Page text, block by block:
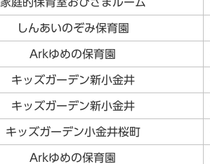
しんあいのぞみ保育園
Arkゆめの保育園
キッズガーデン新小金井
キッズガーデン新小金井
キッズガーデン小金井桜町
Arkゆめの保育園